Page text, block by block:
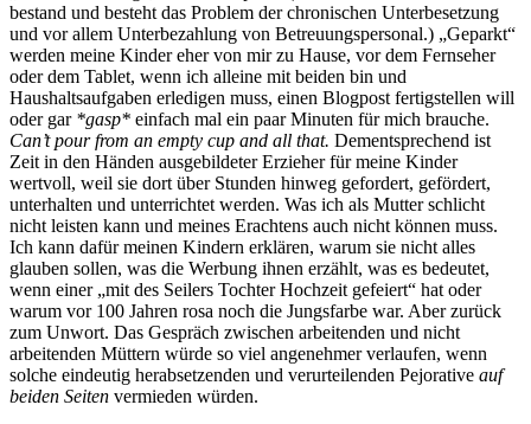
bestand und besteht das Problem der chronischen Unterbesetzung
und vor allem Unterbezahlung von Betreuungspersonal.) „Geparkt“
werden meine Kinder eher von mir zu Hause, vor dem Fernseher
oder dem Tablet, wenn ich alleine mit beiden bin und
Haushaltsaufgaben erledigen muss, einen Blogpost fertigstellen will
oder gar *gasp* einfach mal ein paar Minuten für mich brauche.
Can’t pour from an empty cup and all that. Dementsprechend ist
Zeit in den Händen ausgebildeter Erzieher für meine Kinder
wertvoll, weil sie dort über Stunden hinweg gefordert, gefördert,
unterhalten und unterrichtet werden. Was ich als Mutter schlicht
nicht leisten kann und meines Erachtens auch nicht können muss.
Ich kann dafür meinen Kindern erklären, warum sie nicht alles
glauben sollen, was die Werbung ihnen erzählt, was es bedeutet,
wenn einer „mit des Seilers Tochter Hochzeit gefeiert“ hat oder
warum vor 100 Jahren rosa noch die Jungsfarbe war. Aber zurück
zum Unwort. Das Gespräch zwischen arbeitenden und nicht
arbeitenden Müttern würde so viel angenehmer verlaufen, wenn
solche eindeutig herabsetzenden und verurteilenden Pejorative auf
beiden Seiten vermieden würden.